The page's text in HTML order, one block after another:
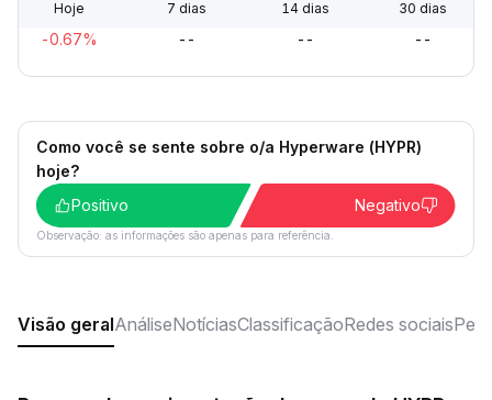
Hoje 7 dias 14 dias 30 dias
-0.67% -- -- --
Como você se sente sobre o/a Hyperware (HYPR)
hoje?
Positivo
Negativo
Observação: as informações são apenas para referência.
Visão geralAnáliseNotíciasClassificaçãoRedes sociais